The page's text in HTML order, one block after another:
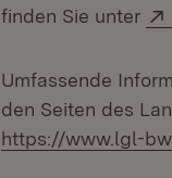
finden Sie unter
Umfassende
den Seiten des
https://www.lgl-